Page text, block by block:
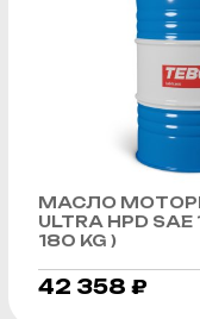
МАСЛО
ULTRA HPD
180 KG )
42 358 ₽